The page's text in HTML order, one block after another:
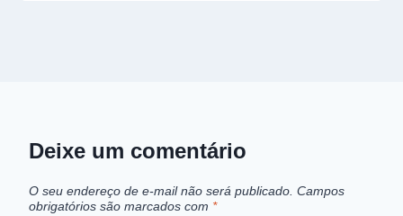
Deixe um comentário
O seu endereço de e-mail não será publicado. Campos
obrigatórios são marcados com *